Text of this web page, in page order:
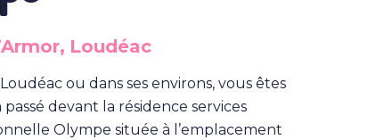
Loudéac
ou dans ses environs, vous êtes
devant la résidence services
Olympe située à l’emplacement